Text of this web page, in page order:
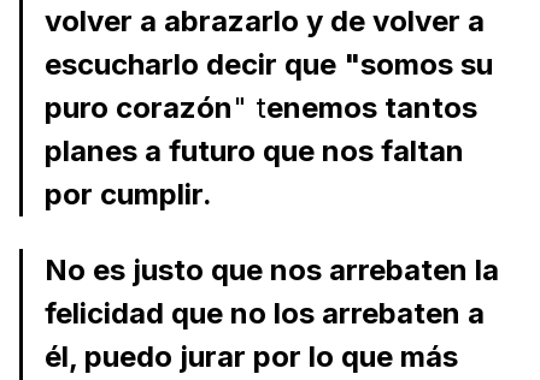
volver a abrazarlo y de volver a
escucharlo decir que "somos su
puro corazón" tenemos tantos
planes a futuro que nos faltan
por cumplir.
No es justo que nos arrebaten la
felicidad que no los arrebaten a
él, puedo jurar por lo que más